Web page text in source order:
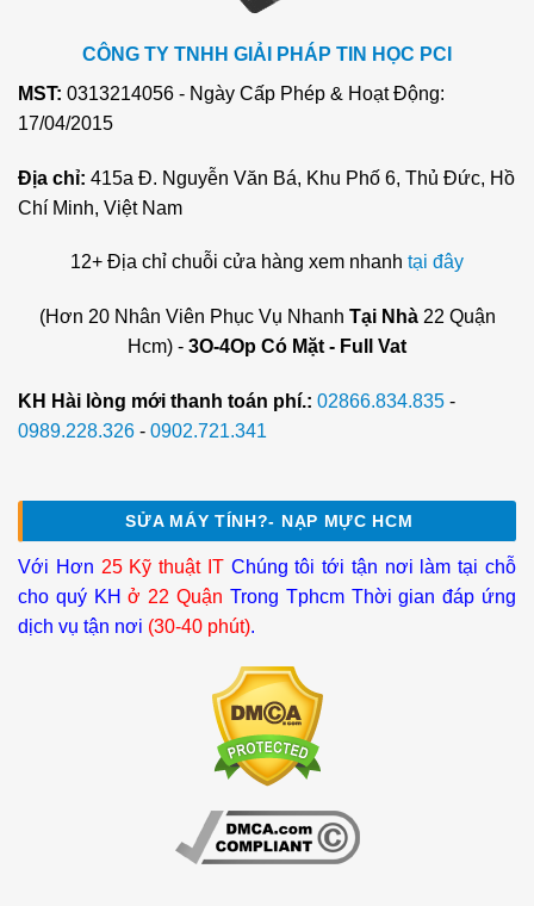
CÔNG TY TNHH GIẢI PHÁP TIN HỌC PCI
MST: 0313214056 - Ngày Cấp Phép & Hoạt Động:
17/04/2015
Địa chỉ: 415a Đ. Nguyễn Văn Bá, Khu Phố 6, Thủ Đức, Hồ
Chí Minh, Việt Nam
12+ Địa chỉ chuỗi cửa hàng xem nhanh tại đây
(Hơn 20 Nhân Viên Phục Vụ Nhanh Tại Nhà22 Quận
Hcm) - 3O-4Op Có Mặt - Full Vat
KH Hài lòng mới thanh toán phí.: 02866.834.835 -
0989.228.326 - 0902.721.341
SỬA MÁY TÍNH?- NẠP MỰC HCM
Với Hơn 25 Kỹ thuật ITChúng tôi tới tận nơi làm tại chỗ
cho quý KHở 22 Quận Trong Tphcm Thời gian đáp ứng
dịch vụ tận nơi (30-40 phút).